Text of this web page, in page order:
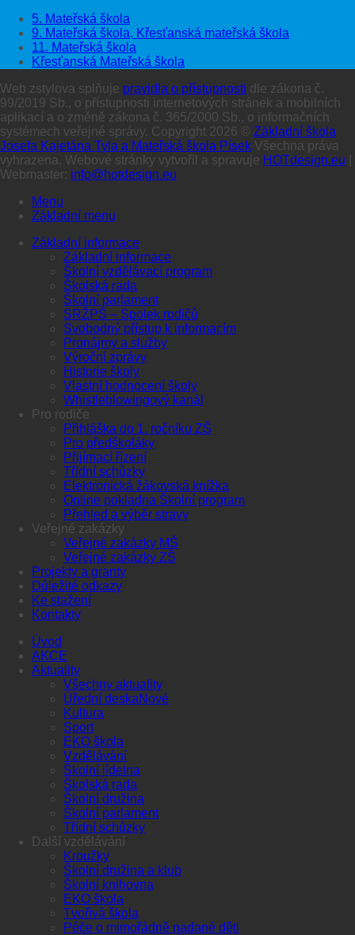
5. Mateřská škola
9. Mateřská škola, Křesťanská mateřská škola
11. Mateřská škola
Křesťanská Mateřská škola
Web zstylova splňuje pravidla o přístupnosti dle zákona č.
99/2019 Sb., o přístupnosti internetových stránek a mobilních
aplikací a o změně zákona č. 365/2000 Sb., o informačních
systémech veřejné správy. Copyright 2026 © Základní škola
Josefa Kajetána Tyla a Mateřská škola Písek Všechna práva
vyhrazena. Webové stránky vytvořil a spravuje HOTdesign.eu
Webmaster: info@hotdesign.eu
Menu
Základní menu
Základní informace
Základní informace
Školní vzdělávací program
Školská rada
Školní parlament
SRŽPŠ – Spolek rodičů
Svobodný přístup k informacím
Pronájmy a služby
Výroční zprávy
Historie školy
Vlastní hodnocení školy
Whistleblowingový kanál
Pro rodiče
Přihláška do 1. ročníku ZŠ
Pro předškoláky
Přijímací řízení
Třídní schůzky
Elektronická žákovská knížka
Online pokladna Školní program
Přehled a výběr stravy
Veřejné zakázky
Veřejné zakázky MŠ
Veřejné zakázky ZŠ
Projekty a granty
Důležité odkazy
Ke stažení
Kontakty
Úvod
AKCE
Aktuality
Všechny aktuality
Úřední deska
Kultura
Sport
EKO škola
Vzdělávání
Školní jídelna
Školská rada
Školní družina
Školní parlament
Třídní schůzky
Další vzdělávání
Kroužky
Školní družina a klub
Školní knihovna
EKO škola
Tvořivá škola
Péče o mimořádně nadané děti